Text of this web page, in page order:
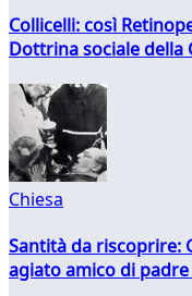
Collicelli: così
Dottrina sociale della
Chiesa
Santità da riscoprire:
agiato amico di padre